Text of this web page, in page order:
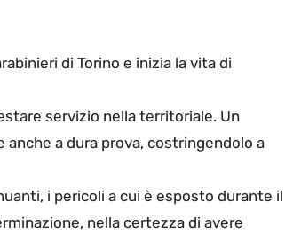
di Torino e inizia la vita di
servizio nella territoriale. Un
a dura prova, costringendolo a
i pericoli a cui è esposto durante il
nella certezza di avere